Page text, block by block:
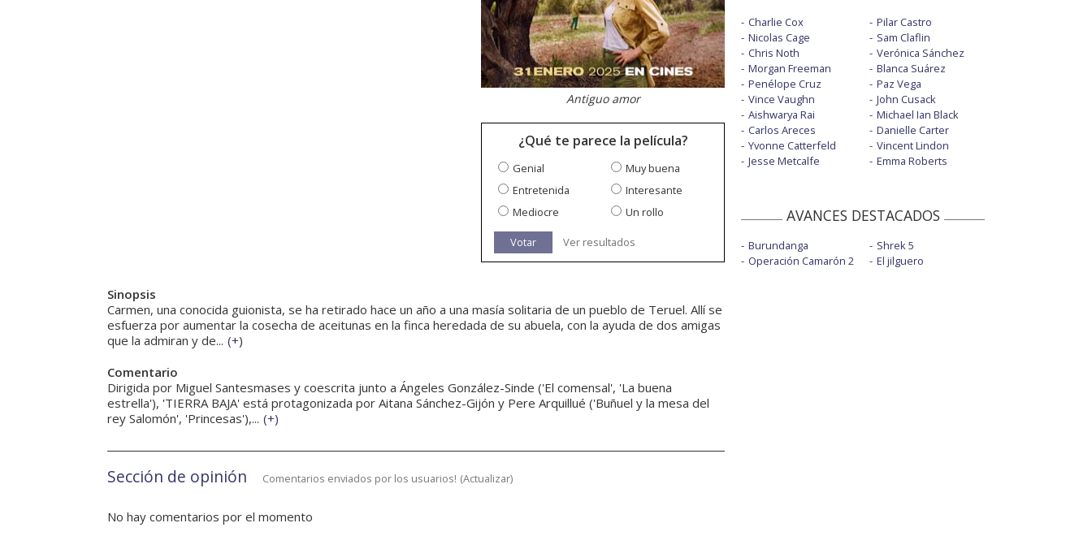
Antiguo amor
¿Qué te parece la película?
Genial
Muy buena
Entretenida
Interesante
Mediocre
Un rollo
Votar Ver resultados
Sinopsis
Carmen, una conocida guionista, se ha retirado hace un año a una masía solitaria de un pueblo de Teruel. Allí se
esfuerza por aumentar la cosecha de aceitunas en la finca heredada de su abuela, con la ayuda de dos amigas
que la admiran y de... (+)
Comentario
Dirigida por Miguel Santesmases y coescrita junto a Ángeles González-Sinde ('El comensal', 'La buena
estrella'), 'TIERRA BAJA' está protagonizada por Aitana Sánchez-Gijón y Pere Arquillué ('Buñuel y la mesa del
rey Salomón', 'Princesas'),... (+)
Sección de opinión Comentarios enviados por los usuarios! (Actualizar)
No hay comentarios por el momento
Charlie Cox
Nicolas Cage
Chris Noth
Morgan Freeman
Penélope Cruz
Vince Vaughn
Aishwarya Rai
Carlos Areces
Yvonne Catterfeld
Jesse Metcalfe
Pilar Castro
Sam Claflin
Verónica Sánchez
Blanca Suárez
Paz Vega
John Cusack
Michael Ian Black
Danielle Carter
Vincent Lindon
Emma Roberts
AVANCES DESTACADOS
Burundanga
Operación Camarón 2
Shrek 5
El jilguero